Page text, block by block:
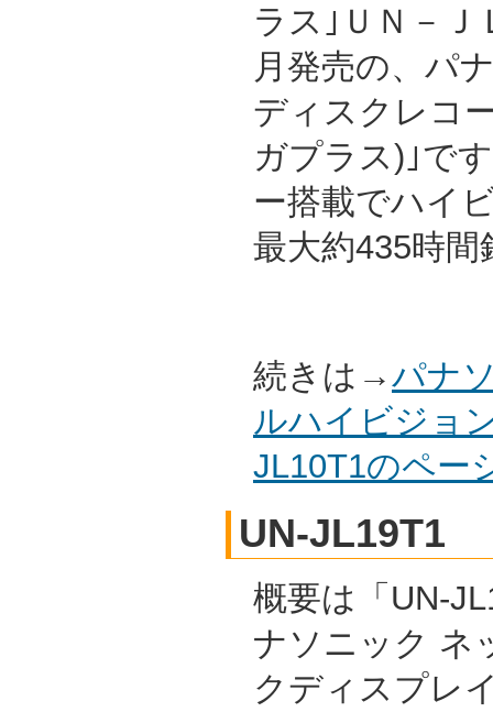
ラス｣ＵＮ－Ｊ
月発売の、パ
ディスクレコ
ガプラス)｣で
ー搭載でハイ
最大約435時間
続きは→パナ
ルハイビジョ
JL10T1のペー
UN-JL19T1
概要は「UN-
ナソニック ネ
クディスプレ